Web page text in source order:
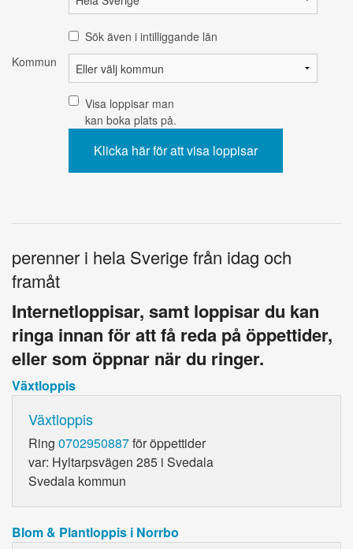
Sök även i intilliggande län
Kommun
Visa loppisar man
kan boka plats på.
perenner i hela Sverige från idag och
framåt
Internetloppisar, samt loppisar du kan
ringa innan för att få reda på öppettider,
eller som öppnar när du ringer.
Växtloppis
Växtloppis
Ring 0702950887för öppettider
var: Hyltarpsvägen 285 i Svedala
Svedala kommun
Blom & Plantloppis i Norrbo